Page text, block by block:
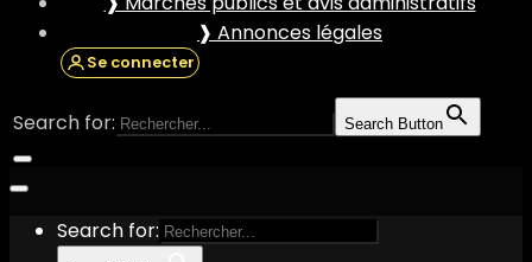
❱ Annonces légales
Se connecter
Search for: Search Button
Search for: